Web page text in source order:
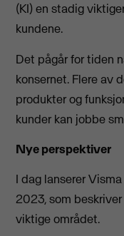
(KI) en stadig
kundene.
Det pågår for tiden
konsernet. Flere av
produkter og
kunder kan jobbe
Nye perspektiver
I dag lanserer
2023, som
viktige området.